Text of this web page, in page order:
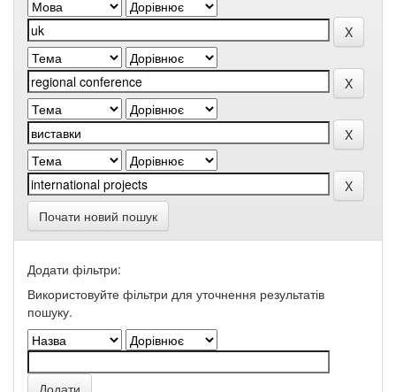
Почати новий пошук
Додати фільтри:
Використовуйте фільтри для уточнення результатів
пошуку.